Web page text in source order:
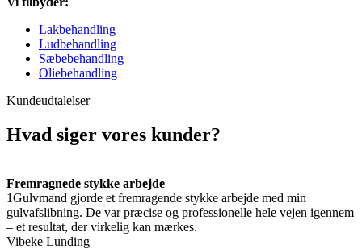
Lakbehandling
Ludbehandling
Sæbebehandling
Oliebehandling
Kundeudtalelser
Hvad siger vores kunder?
Fremragnede stykke arbejde
1Gulvmand gjorde et fremragende stykke arbejde med min
gulvafslibning. De var præcise og professionelle hele vejen igennem
– et resultat, der virkelig kan mærkes.
Vibeke Lunding